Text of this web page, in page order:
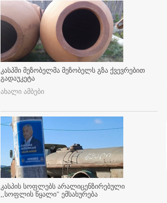
კასპში მეზობელმა მეზობელს გზა ქვევრებით
გადაუკეტა
ახალი ამბები
კასპის სოფლებს არალიცენზირებული
,,სოფლის წყალი" ემსახურება